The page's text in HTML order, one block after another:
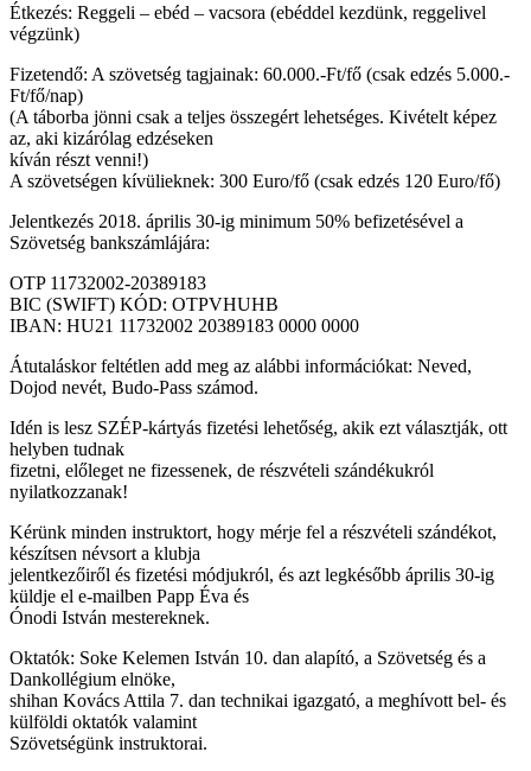
Étkezés: Reggeli – ebéd – vacsora (ebéddel kezdünk, reggelivel
végzünk)
Fizetendő: A szövetség tagjainak: 60.000.-Ft/fő (csak edzés 5.000.-
Ft/fő/nap)
(A táborba jönni csak a teljes összegért lehetséges. Kivételt képez
az, aki kizárólag edzéseken
kíván részt venni!)
A szövetségen kívülieknek: 300 Euro/fő (csak edzés 120 Euro/fő)
Jelentkezés 2018. április 30-ig minimum 50% befizetésével a
Szövetség bankszámlájára:
OTP 11732002-20389183
BIC (SWIFT) KÓD: OTPVHUHB
IBAN: HU21 11732002 20389183 0000 0000
Átutaláskor feltétlen add meg az alábbi információkat: Neved,
Dojod nevét, Budo-Pass számod.
Idén is lesz SZÉP-kártyás fizetési lehetőség, akik ezt választják, ott
helyben tudnak
fizetni, előleget ne fizessenek, de részvételi szándékukról
nyilatkozzanak!
Kérünk minden instruktort, hogy mérje fel a részvételi szándékot,
készítsen névsort a klubja
jelentkezőiről és fizetési módjukról, és azt legkésőbb április 30-ig
küldje el e-mailben Papp Éva és
Ónodi István mestereknek.
Oktatók: Soke Kelemen István 10. dan alapító, a Szövetség és a
Dankollégium elnöke,
shihan Kovács Attila 7. dan technikai igazgató, a meghívott bel- és
külföldi oktatók valamint
Szövetségünk instruktorai.